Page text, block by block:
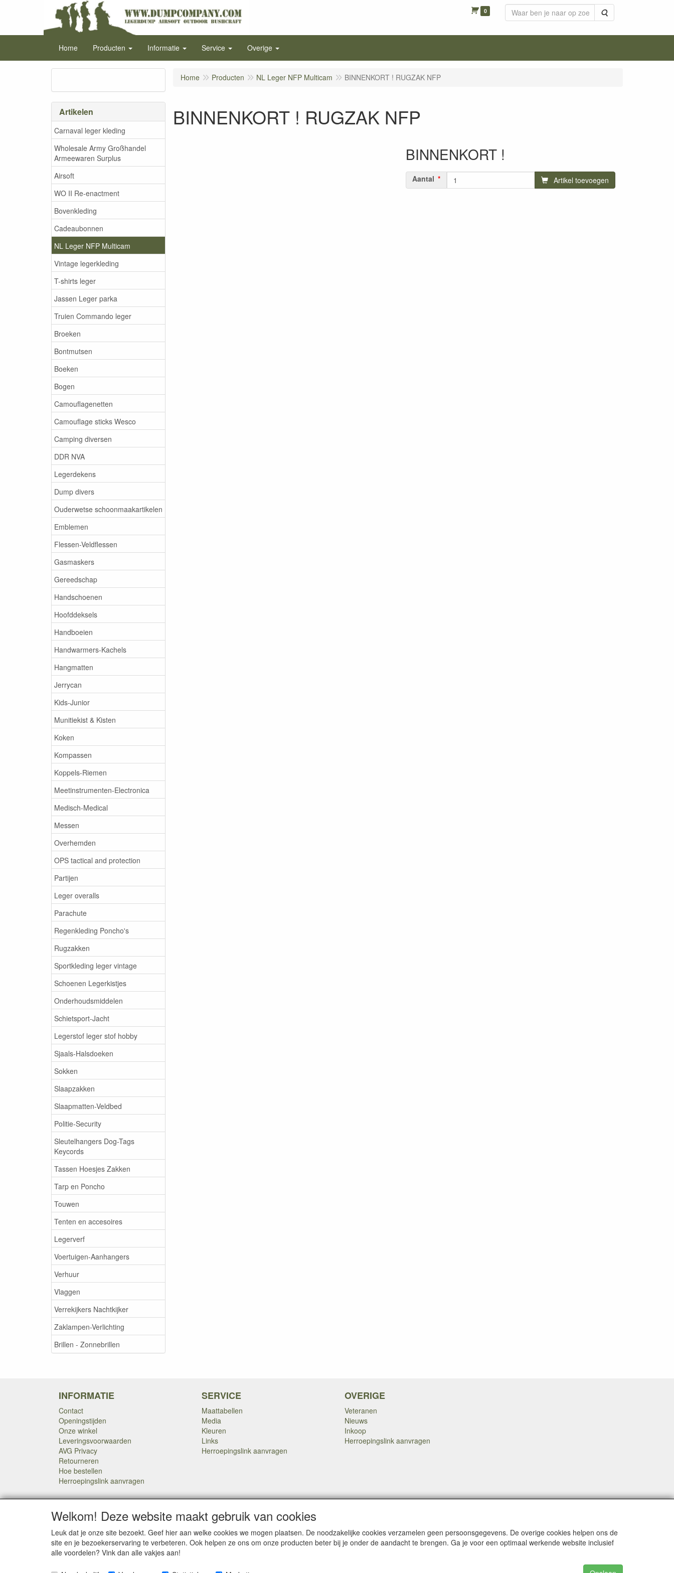
0 Zoeken
Home Producten Informatie Service Overige
Artikelen
Carnaval leger kleding
Wholesale Army Großhandel
Armeewaren Surplus
Airsoft
WO II Re-enactment
Bovenkleding
Cadeaubonnen
NL Leger NFP Multicam
Vintage legerkleding
T-shirts leger
Jassen Leger parka
Truien Commando leger
Broeken
Bontmutsen
Boeken
Bogen
Camouflagenetten
Camouflage sticks Wesco
Camping diversen
DDR NVA
Legerdekens
Dump divers
Ouderwetse schoonmaakartikelen
Emblemen
Flessen-Veldflessen
Gasmaskers
Gereedschap
Handschoenen
Hoofddeksels
Handboeien
Handwarmers-Kachels
Hangmatten
Jerrycan
Kids-Junior
Munitiekist & Kisten
Koken
Kompassen
Koppels-Riemen
Meetinstrumenten-Electronica
Medisch-Medical
Messen
Overhemden
OPS tactical and protection
Partijen
Leger overalls
Parachute
Regenkleding Poncho's
Rugzakken
Sportkleding leger vintage
Schoenen Legerkistjes
Onderhoudsmiddelen
Schietsport-Jacht
Legerstof leger stof hobby
Sjaals-Halsdoeken
Sokken
Slaapzakken
Slaapmatten-Veldbed
Politie-Security
Sleutelhangers Dog-Tags
Keycords
Tassen Hoesjes Zakken
Tarp en Poncho
Touwen
Tenten en accesoires
Legerverf
Voertuigen-Aanhangers
Verhuur
Vlaggen
Verrekijkers Nachtkijker
Zaklampen-Verlichting
Brillen - Zonnebrillen
Home Producten NL Leger NFP Multicam BINNENKORT ! RUGZAK NFP
BINNENKORT ! RUGZAK NFP
BINNENKORT !
Aantal Artikel toevoegen
INFORMATIE
Contact
Openingstijden
Onze winkel
Leveringsvoorwaarden
AVG Privacy
Retourneren
Hoe bestellen
Herroepingslink aanvragen
SERVICE
Maattabellen
Media
Kleuren
Links
Herroepingslink aanvragen
OVERIGE
Veteranen
Nieuws
Inkoop
Herroepingslink aanvragen
Copyright Dump Company
SOCIALE MEDIA
Welkom! Deze website maakt gebruik van cookies
Leuk dat je onze site bezoekt. Geef hier aan welke cookies we mogen plaatsen. De noodzakelijke cookies verzamelen geen persoonsgegevens. De overige cookies helpen ons de
site en je bezoekerservaring te verbeteren. Ook helpen ze ons om onze producten beter bij je onder de aandacht te brengen. Ga je voor een optimaal werkende website inclusief
alle voordelen? Vink dan alle vakjes aan!